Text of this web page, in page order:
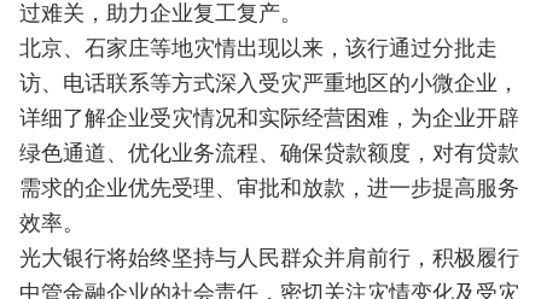
过难关，助力企业复工复产。
北京、石家庄等地灾情出现以来，该行通过分批走
访、电话联系等方式深入受灾严重地区的小微企业，
详细了解企业受灾情况和实际经营困难，为企业开辟
绿色通道、优化业务流程、确保贷款额度，对有贷款
需求的企业优先受理、审批和放款，进一步提高服务
效率。
光大银行将始终坚持与人民群众并肩前行，积极履行
中管金融企业的社会责任，密切关注灾情变化及受灾